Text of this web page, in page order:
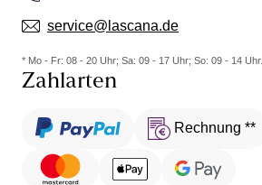
service@lascana.de
* Mo - Fr: 08 - 20 Uhr; Sa: 09 - 17 Uhr; So: 09 - 14 Uhr.
Zahlarten
Rechnung **